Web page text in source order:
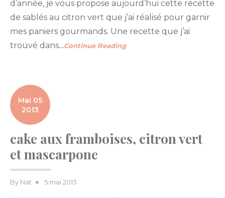
d’année, je vous propose aujourd’hui cette recette
de sablés au citron vert que j’ai réalisé pour garnir
mes paniers gourmands. Une recette que j’ai
trouvé dans…Continue Reading
Mai 05
2013
cake aux framboises, citron vert
et mascarpone
By Nat
Posted
5 mai 2013